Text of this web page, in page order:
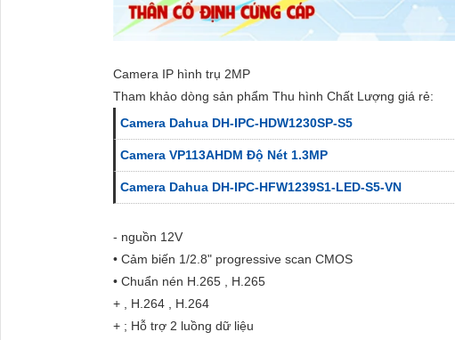
Camera IP hình trụ 2MP
Tham khảo dòng sản phẩm Thu hình Chất Lượng giá rẻ:
Camera Dahua DH-IPC-HDW1230SP-S5
Camera VP113AHDM Độ Nét 1.3MP
Camera Dahua DH-IPC-HFW1239S1-LED-S5-VN
- nguồn 12V
• Cảm biến 1/2.8" progressive scan CMOS
• Chuẩn nén H.265 , H.265
+ , H.264 , H.264
+ ; Hỗ trợ 2 luồng dữ liệu